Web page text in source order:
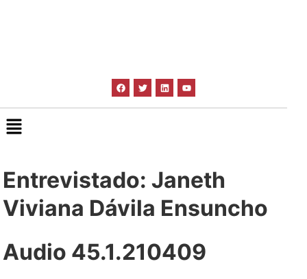
Entrevistado: Janeth
Viviana Dávila Ensuncho
Audio 45.1.210409